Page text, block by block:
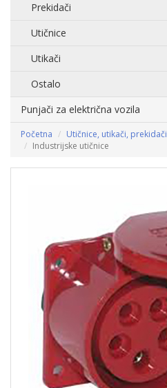
Prekidači
Utičnice
Utikači
Ostalo
Punjači za električna vozila
Početna Utičnice, utikači, prekidači
Industrijske utičnice